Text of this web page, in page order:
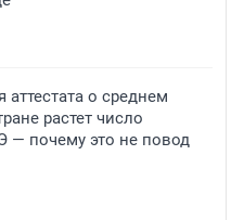
о среднем
растет число
— почему это не повод